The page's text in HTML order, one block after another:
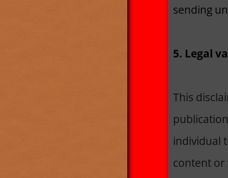
sending
5. Legal
This
individual
content or